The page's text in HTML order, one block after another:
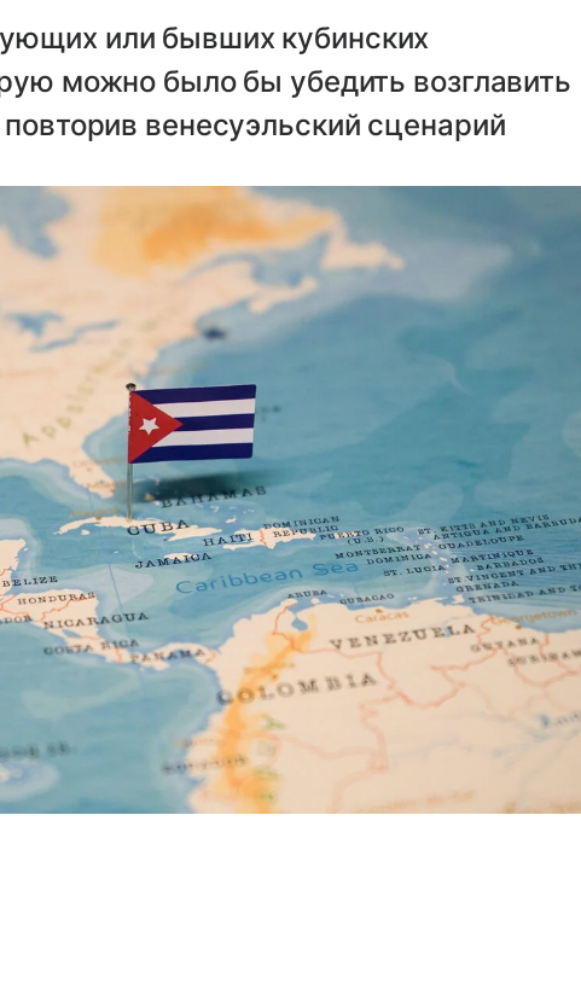
или бывших кубинских
можно было бы убедить возглавить
венесуэльский сценарий